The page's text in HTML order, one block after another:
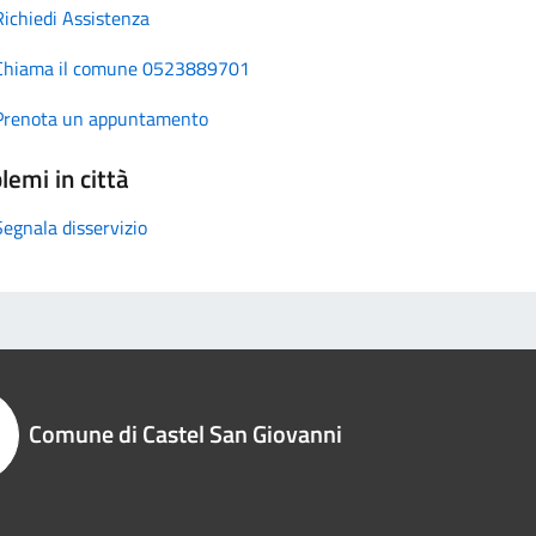
Assistenza
il comune 0523889701
un appuntamento
in città
disservizio
Comune di Castel San Giovanni